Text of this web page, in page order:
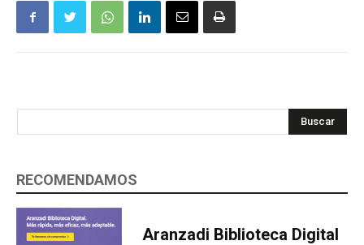
Buscar
RECOMENDAMOS
Aranzadi Biblioteca Digital